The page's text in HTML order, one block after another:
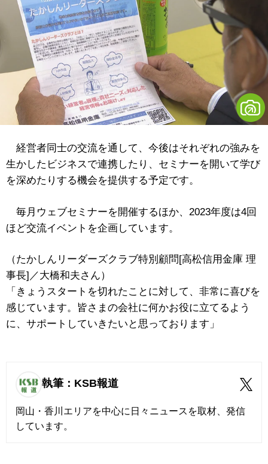
経営者同士の交流を通して、今後はそれぞれの強みを
生かしたビジネスで連携したり、セミナーを開いて学び
を深めたりする機会を提供する予定です。
毎月ウェブセミナーを開催するほか、2023年度は4回
ほど交流イベントを企画しています。
（たかしんリーダーズクラブ特別顧問[高松信用金庫 理
事長]／大橋和夫さん）
「きょうスタートを切れたことに対して、非常に喜びを
感じています。皆さまの会社に何かお役に立てるよう
に、サポートしていきたいと思っております」
執筆：KSB報道
岡山・香川エリアを中心に日々ニュースを取材、発信
しています。